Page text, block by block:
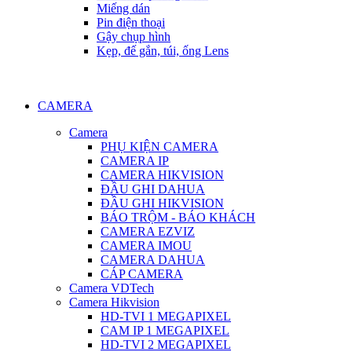
Miếng dán
Pin điện thoại
Gậy chụp hình
Kẹp, đế gắn, túi, ống Lens
CAMERA
Camera
PHỤ KIỆN CAMERA
CAMERA IP
CAMERA HIKVISION
ĐẦU GHI DAHUA
ĐẦU GHI HIKVISION
BÁO TRỘM - BÁO KHÁCH
CAMERA EZVIZ
CAMERA IMOU
CAMERA DAHUA
CÁP CAMERA
Camera VDTech
Camera Hikvision
HD-TVI 1 MEGAPIXEL
CAM IP 1 MEGAPIXEL
HD-TVI 2 MEGAPIXEL